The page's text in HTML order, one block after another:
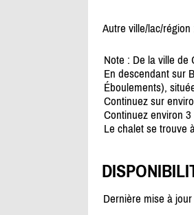
Autre ville/lac/région
Note : De la ville de
En descendant sur
Éboulements),
Continuez sur
Continuez environ 3
Le chalet se trouve
Dernière mise à